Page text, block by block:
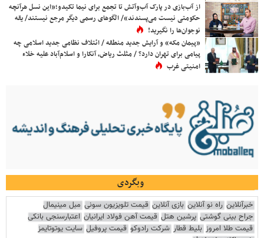
از آب‌بازی در پارک آب‌وآتش تا تجمع برای نیما تکیدو؛«این نسل هرآنچه
حکومتی نیست می‌پسندند»/ الگوهای رسمی دیگر مرجع نیستند/ یقه
نوجوان‌ها را نگیرید!
«پیمان مکه» و آرایش جدید منطقه / ائتلاف نظامی جدید اسلامی چه
پیامی برای تهران دارد؟ / مثلث ریاض، آنکارا و اسلام‌آباد علیه خلاء
امنیتی غرب
وبگردی
خبرآنلاین راه نو آنلاین بازی آنلاین قیمت تلویزیون سونی مبل مینیمال
جراح بینی گوشتی پرشین هتل قیمت آهن فولاد ایرانیان اعتبارسنجی بانکی
قیمت طلا امروز بلیط قطار شرکت رادوکو قیمت پروفیل سایت یوتوتایمز